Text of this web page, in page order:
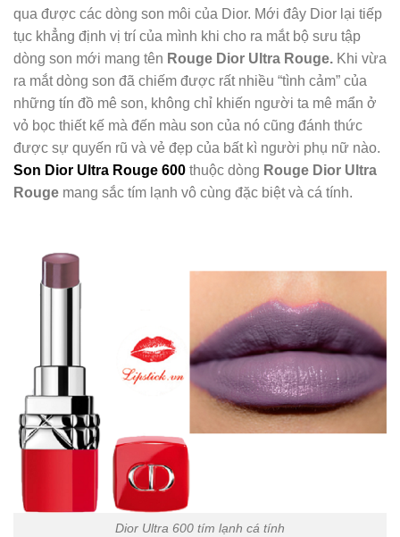
qua được các dòng son môi của Dior. Mới đây Dior lại tiếp
tục khẳng định vị trí của mình khi cho ra mắt bộ sưu tập
dòng son mới mang tên Rouge Dior Ultra Rouge. Khi vừa
ra mắt dòng son đã chiếm được rất nhiều “tình cảm” của
những tín đồ mê son, không chỉ khiến người ta mê mẩn ở
vỏ bọc thiết kế mà đến màu son của nó cũng đánh thức
được sự quyến rũ và vẻ đẹp của bất kì người phụ nữ nào.
Son Dior Ultra Rouge 600 thuộc dòng Rouge Dior Ultra
Rouge mang sắc tím lạnh vô cùng đặc biệt và cá tính.
Dior Ultra 600 tím lạnh cá tính